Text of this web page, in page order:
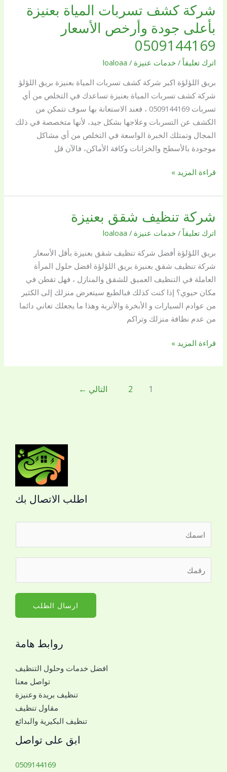
شركة كشف تسربات المياة بعنيزة
بأعلى جودة وأرخص الأسعار
0509144169
اترك تعليقاً / خدمات عنيزة /
loaloaa
بريق اللؤلؤة اكبر شركة كشف تسربات المياة بعنيزة بريق اللؤلؤ
شركة كشف تسربات المياة بعنيزة تساعدك في التخلص من أي
تسربات 0509144169 ، فعند الاستعانة بها سوف تتمكن من
الكشف عن التسربات وعلاجها بشكل جيد، لأنها متخصصة في ذلك
المجال وتمتلك الخبرة الواسعة في التخلص من أي مشاكل
موجودة بالأسطح والخزانات وكافة الأماكن، فالآن قل
شركة
كشف
تسربات
المياة
بعنيزة
جودة
وأرخص
الأسعار
0509144169
قراءة المزيد »
شركة تنظيف شقق بعنيزة
اترك تعليقاً / خدمات عنيزة /
loaloaa
بريق اللؤلؤة أفضل شركة تنظيف شقق بعنيزة بأقل الأسعار
شركة تنظيف شقق بعنيزة بريق اللؤلؤة افضل حلول المرأة
العاملة في التنظيف العميق للشقق والمنازل ، فهل تقطن في
مكان حيوي؟ إذا كنت كذلك فبالطبع سيتعرض منزلك إلى الكثير
من عوادم السيارات و الأبخرة والأتربة وهذا ما يجعلك تعاني دائما
من عدم نظافة منزلك وتراكم
شركة
تنظيف
شقق
بعنيزة
قراءة المزيد »
1
2 التالي ←
اطلب الاتصال بك
م
ارسال الطلب
روابط هامة
افضل خدمات وحلول التنظيف
تواصل معنا
تنظيف بريدة وعنيزة
مقاول تنظيف
تنظيف البكيرية والبدائع
ابق على تواصل
0509144169